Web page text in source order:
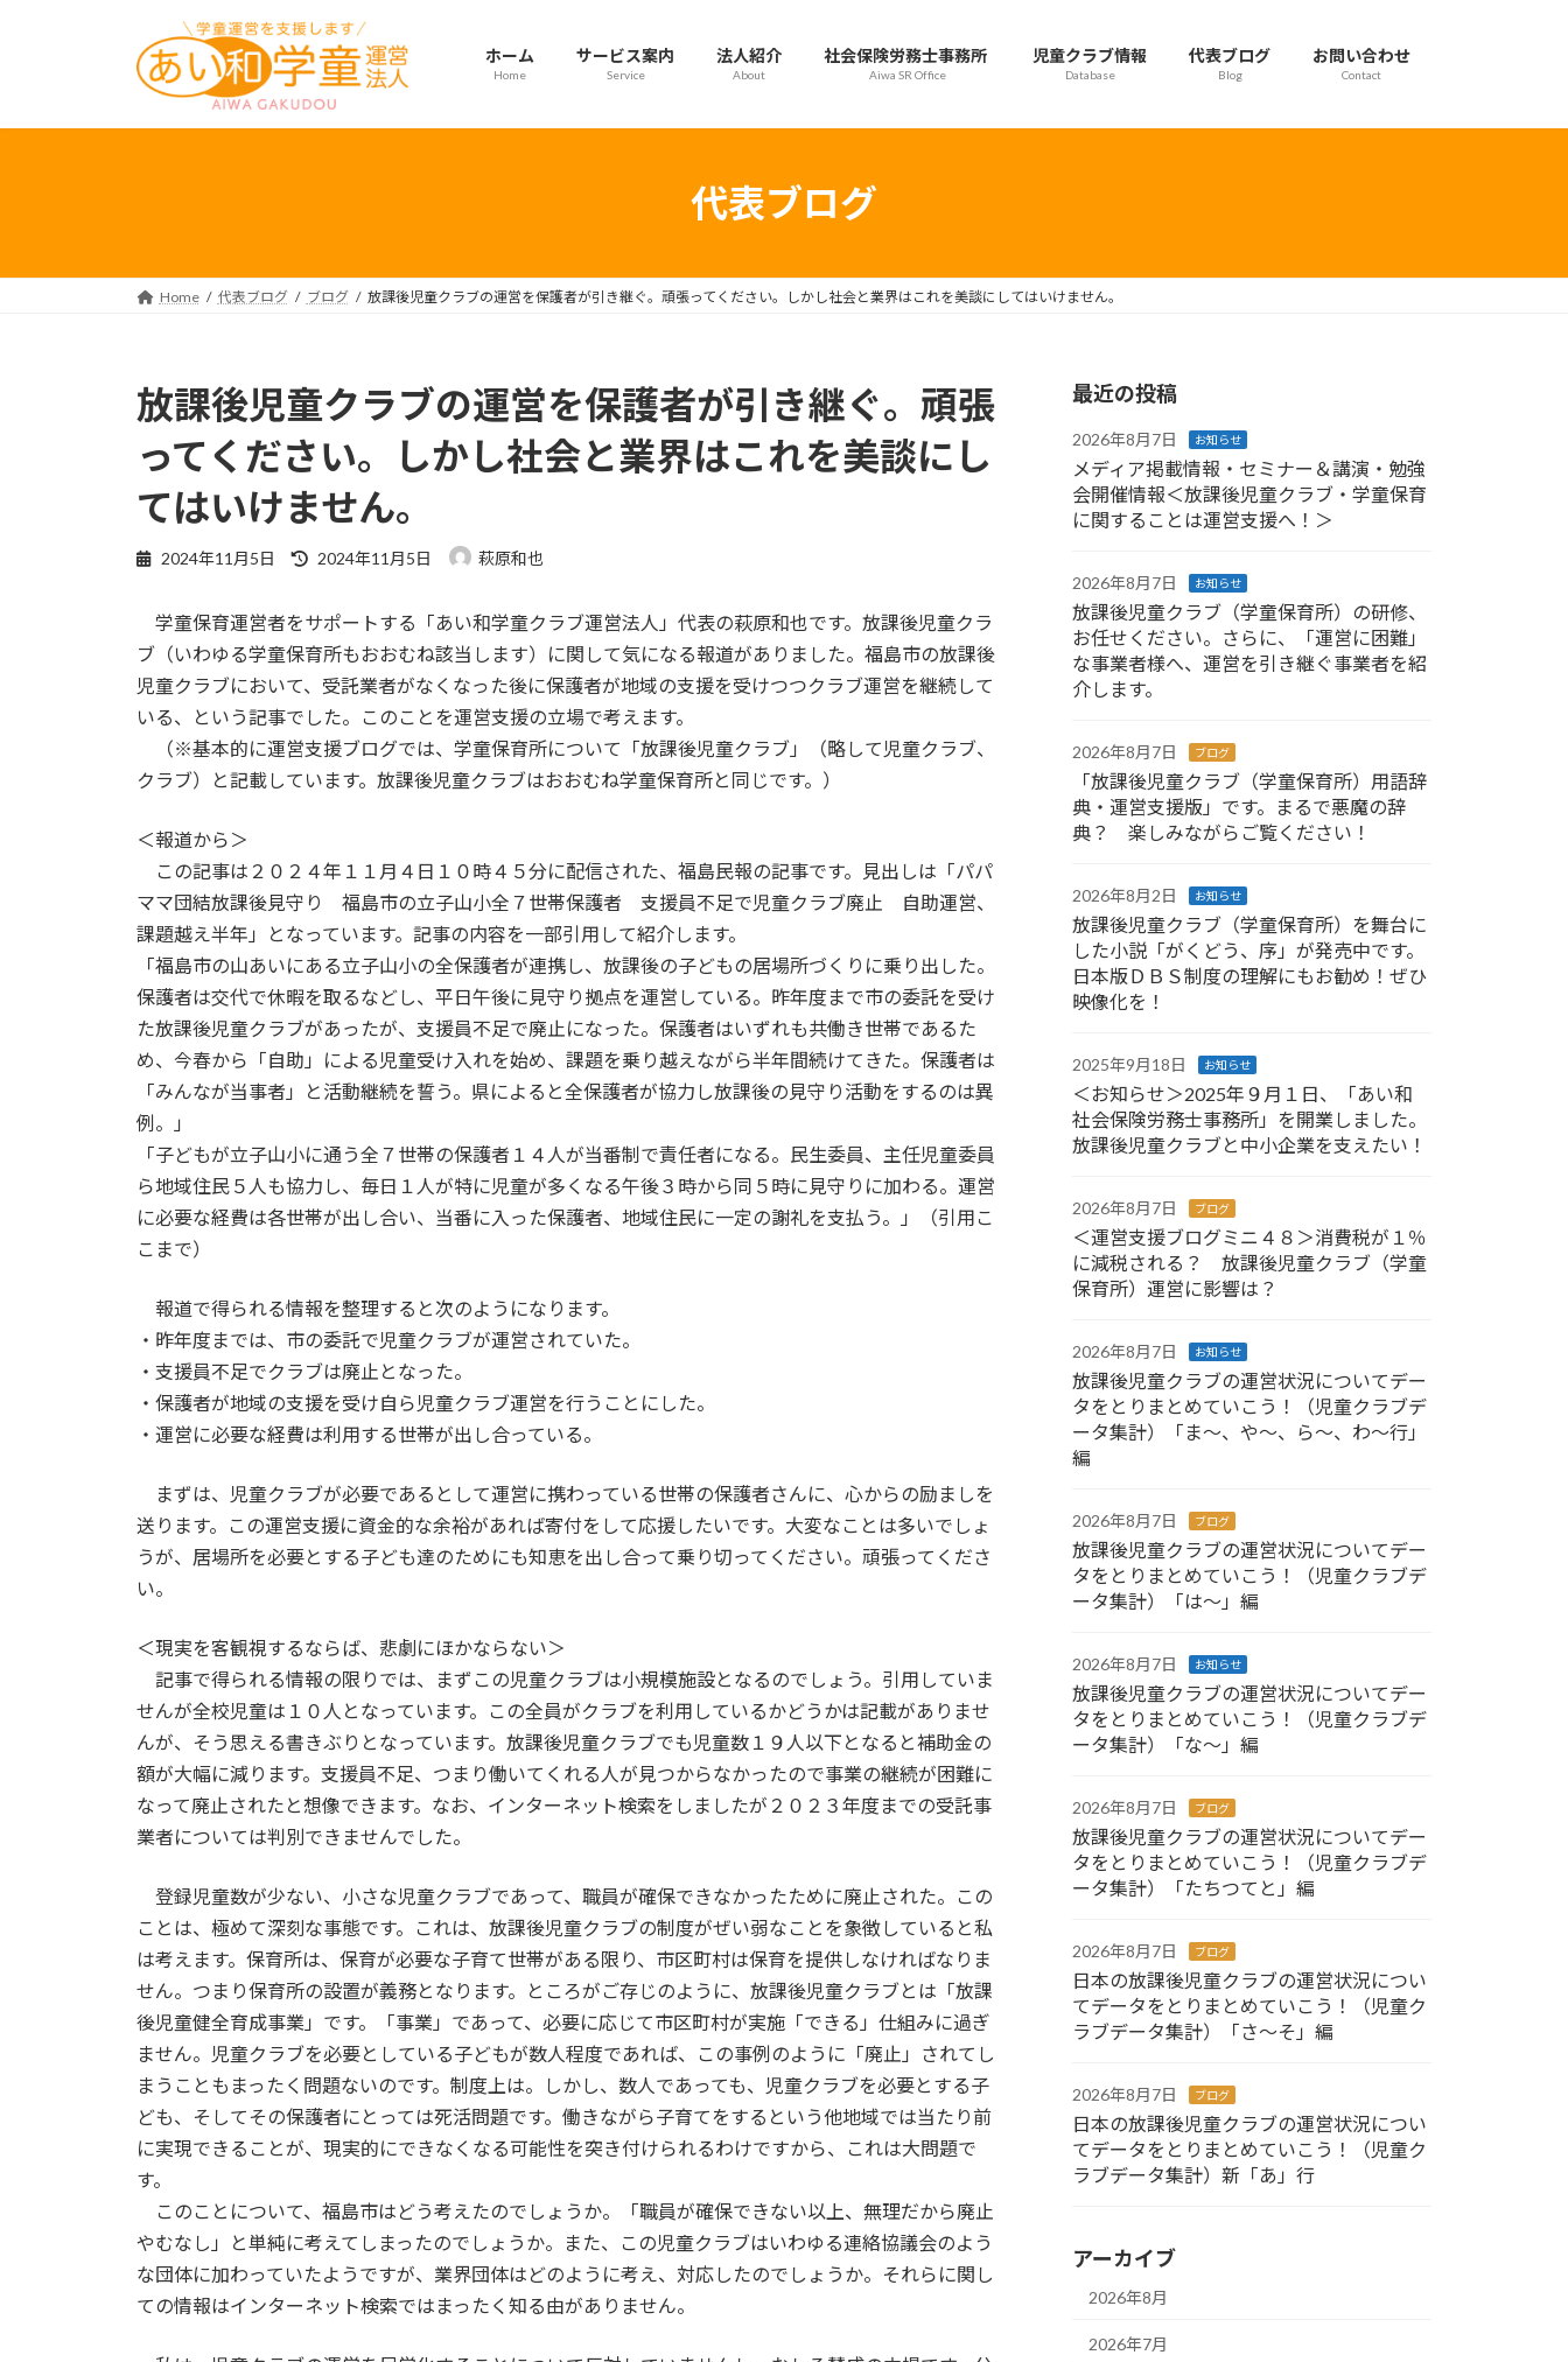
ツ
シ
ホーム
Home
サービス案内
Service
法人紹介
About
社会保険労務士事務所
Aiwa SR Office
児童クラブ情報
Database
代表ブログ
Blog
お問い合わせ
Contact
代表ブログ
Home 代表ブログ ブログ 放課後児童クラブの運営を保護者が引き継ぐ。頑張ってください。しかし社会と業界はこれを美談にしてはいけません。
放課後児童クラブの運営を保護者が引き継ぐ。頑張
ってください。しかし社会と業界はこれを美談にし
てはいけません。
2024年11月5日
最
新
日
2024年11月5日 萩原和也
学童保育運営者をサポートする「あい和学童クラブ運営法人」代表の萩原和也です。放課後児童クラ
ブ（いわゆる学童保育所もおおむね該当します）に関して気になる報道がありました。福島市の放課後
児童クラブにおいて、受託業者がなくなった後に保護者が地域の支援を受けつつクラブ運営を継続して
いる、という記事でした。このことを運営支援の立場で考えます。
（※基本的に運営支援ブログでは、学童保育所について「放課後児童クラブ」（略して児童クラブ、
クラブ）と記載しています。放課後児童クラブはおおむね学童保育所と同じです。）
＜報道から＞
この記事は２０２４年１１月４日１０時４５分に配信された、福島民報の記事です。見出しは「パパ
ママ団結放課後見守り 福島市の立子山小全７世帯保護者 支援員不足で児童クラブ廃止 自助運営、
課題越え半年」となっています。記事の内容を一部引用して紹介します。
「福島市の山あいにある立子山小の全保護者が連携し、放課後の子どもの居場所づくりに乗り出した。
保護者は交代で休暇を取るなどし、平日午後に見守り拠点を運営している。昨年度まで市の委託を受け
た放課後児童クラブがあったが、支援員不足で廃止になった。保護者はいずれも共働き世帯であるた
め、今春から「自助」による児童受け入れを始め、課題を乗り越えながら半年間続けてきた。保護者は
「みんなが当事者」と活動継続を誓う。県によると全保護者が協力し放課後の見守り活動をするのは異
例。」
「子どもが立子山小に通う全７世帯の保護者１４人が当番制で責任者になる。民生委員、主任児童委員
ら地域住民５人も協力し、毎日１人が特に児童が多くなる午後３時から同５時に見守りに加わる。運営
に必要な経費は各世帯が出し合い、当番に入った保護者、地域住民に一定の謝礼を支払う。」（引用こ
こまで）
報道で得られる情報を整理すると次のようになります。
・昨年度までは、市の委託で児童クラブが運営されていた。
・支援員不足でクラブは廃止となった。
・保護者が地域の支援を受け自ら児童クラブ運営を行うことにした。
・運営に必要な経費は利用する世帯が出し合っている。
まずは、児童クラブが必要であるとして運営に携わっている世帯の保護者さんに、心からの励ましを
送ります。この運営支援に資金的な余裕があれば寄付をして応援したいです。大変なことは多いでしょ
うが、居場所を必要とする子ども達のためにも知恵を出し合って乗り切ってください。頑張ってくださ
い。
＜現実を客観視するならば、悲劇にほかならない＞
記事で得られる情報の限りでは、まずこの児童クラブは小規模施設となるのでしょう。引用していま
せんが全校児童は１０人となっています。この全員がクラブを利用しているかどうかは記載がありませ
んが、そう思える書きぶりとなっています。放課後児童クラブでも児童数１９人以下となると補助金の
額が大幅に減ります。支援員不足、つまり働いてくれる人が見つからなかったので事業の継続が困難に
なって廃止されたと想像できます。なお、インターネット検索をしましたが２０２３年度までの受託事
業者については判別できませんでした。
登録児童数が少ない、小さな児童クラブであって、職員が確保できなかったために廃止された。この
ことは、極めて深刻な事態です。これは、放課後児童クラブの制度がぜい弱なことを象徴していると私
は考えます。保育所は、保育が必要な子育て世帯がある限り、市区町村は保育を提供しなければなりま
せん。つまり保育所の設置が義務となります。ところがご存じのように、放課後児童クラブとは「放課
後児童健全育成事業」です。「事業」であって、必要に応じて市区町村が実施「できる」仕組みに過ぎ
ません。児童クラブを必要としている子どもが数人程度であれば、この事例のように「廃止」されてし
まうこともまったく問題ないのです。制度上は。しかし、数人であっても、児童クラブを必要とする子
ども、そしてその保護者にとっては死活問題です。働きながら子育てをするという他地域では当たり前
に実現できることが、現実的にできなくなる可能性を突き付けられるわけですから、これは大問題で
す。
このことについて、福島市はどう考えたのでしょうか。「職員が確保できない以上、無理だから廃止
やむなし」と単純に考えてしまったのでしょうか。また、この児童クラブはいわゆる連絡協議会のよう
な団体に加わっていたようですが、業界団体はどのように考え、対応したのでしょうか。それらに関し
ての情報はインターネット検索ではまったく知る由がありません。
最近の投稿
2026年8月7日 お知らせ
メディア掲載情報・セミナー＆講演・勉強
会開催情報＜放課後児童クラブ・学童保育
に関することは運営支援へ！＞
2026年8月7日 お知らせ
放課後児童クラブ（学童保育所）の研修、
お任せください。さらに、「運営に困難」
な事業者様へ、運営を引き継ぐ事業者を紹
介します。
2026年8月7日 ブログ
「放課後児童クラブ（学童保育所）用語辞
典・運営支援版」です。まるで悪魔の辞
典？ 楽しみながらご覧ください！
2026年8月2日 お知らせ
放課後児童クラブ（学童保育所）を舞台に
した小説「がくどう、序」が発売中です。
日本版ＤＢＳ制度の理解にもお勧め！ぜひ
映像化を！
2025年9月18日 お知らせ
＜お知らせ＞2025年９月１日、「あい和
社会保険労務士事務所」を開業しました。
放課後児童クラブと中小企業を支えたい！
2026年8月7日 ブログ
＜運営支援ブログミニ４８＞消費税が１％
に減税される？ 放課後児童クラブ（学童
保育所）運営に影響は？
2026年8月7日 お知らせ
放課後児童クラブの運営状況についてデー
タをとりまとめていこう！（児童クラブデ
ータ集計）「ま～、や～、ら～、わ～行」
編
2026年8月7日 ブログ
放課後児童クラブの運営状況についてデー
タをとりまとめていこう！（児童クラブデ
ータ集計）「は～」編
2026年8月7日 お知らせ
放課後児童クラブの運営状況についてデー
タをとりまとめていこう！（児童クラブデ
ータ集計）「な～」編
2026年8月7日 ブログ
放課後児童クラブの運営状況についてデー
タをとりまとめていこう！（児童クラブデ
ータ集計）「たちつてと」編
2026年8月7日 ブログ
日本の放課後児童クラブの運営状況につい
てデータをとりまとめていこう！（児童ク
ラブデータ集計）「さ～そ」編
2026年8月7日 ブログ
日本の放課後児童クラブの運営状況につい
てデータをとりまとめていこう！（児童ク
ラブデータ集計）新「あ」行
アーカイブ
2026年8月
2026年7月